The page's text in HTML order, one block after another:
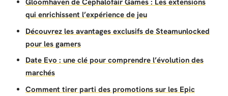
Gloomhaven de Cephalofair Games : Les extensions
qui enrichissent l’expérience de jeu
Découvrez les avantages exclusifs de Steamunlocked
pour les gamers
Date Evo : une clé pour comprendre l’évolution des
marchés
Comment tirer parti des promotions sur les Epic